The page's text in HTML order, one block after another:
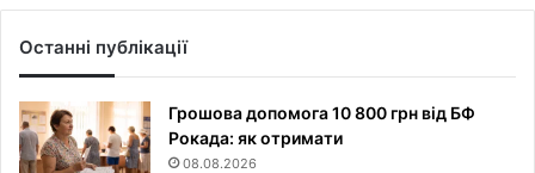
Останні публікації
Грошова допомога 10 800 грн від БФ
Рокада: як отримати
08.08.2026